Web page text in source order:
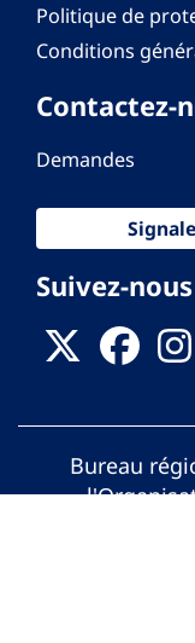
Politique de
Conditions
Contactez-
Demandes
Suivez-nous
Bureau